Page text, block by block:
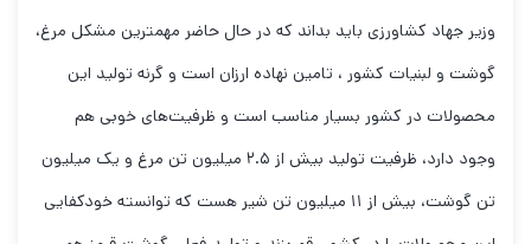
وزیر جهاد کشاورزی باید بداند که در حال حاضر مهمترین مشکل مرغ،
گوشت و لبنیات کشور ، تامین نهاده ارزان است و گرنه تولید این
محصولات در کشور بسیار مناسب است و ظرفیت‌های خوبی هم
وجود دارد، ظرفیت تولید بیش از ۲.۵ میلیون تن مرغ و یک میلیون
تن گوشت، بیش از ۱۱ میلیون تن شیر هست که توانسته خودکفایی